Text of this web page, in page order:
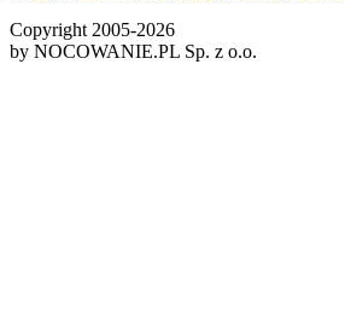
Copyright 2005-2026
by NOCOWANIE.PL Sp. z o.o.